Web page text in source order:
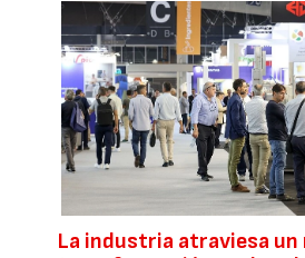
La industria atraviesa